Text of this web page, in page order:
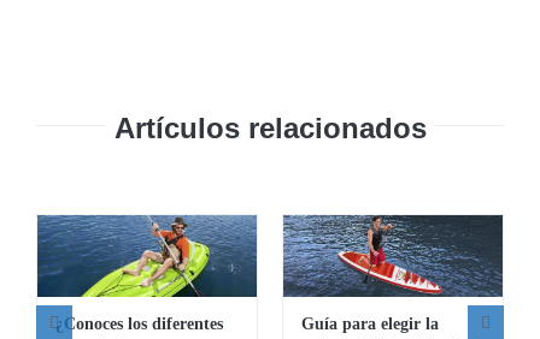
Artículos relacionados
¿Conoces los diferentes
Guía para elegir la